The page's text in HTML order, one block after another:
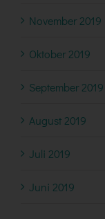
November 2019
Oktober 2019
September 2019
August 2019
Juli 2019
Juni 2019